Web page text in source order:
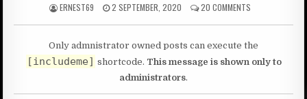
AUTHOR:
ERNEST69
PUBLISHED
2 SEPTEMBER, 2020 20 COMMENTS
VER
LA
Only admnistrator owned posts can execute the
[includeme] shortcode. This message is shown only to
administrators.